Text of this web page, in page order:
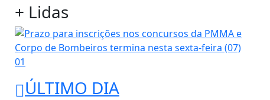
+ Lidas
01
ÚLTIMO DIA